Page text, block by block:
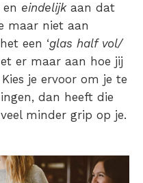
eindelijkaan dat
maar niet aan
een ‘glas half vol/
er maar aan hoe jij
je ervoor om je te
dan heeft die
minder grip op je.